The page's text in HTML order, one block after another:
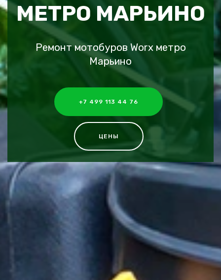
МЕТРО МАРЬИНО
Ремонт мотобуров Worx метро
Марьино
+7 499 113 44 76
ЦЕНЫ